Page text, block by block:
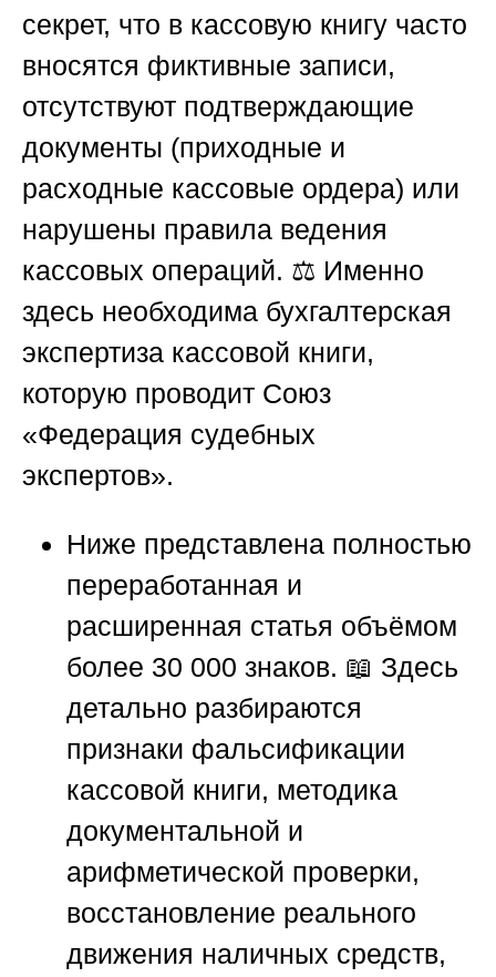
секрет, что в кассовую книгу часто
вносятся фиктивные записи,
отсутствуют подтверждающие
документы (приходные и
расходные кассовые ордера) или
нарушены правила ведения
кассовых операций. ⚖️ Именно
здесь необходима бухгалтерская
экспертиза кассовой книги,
которую проводит Союз
«Федерация судебных
экспертов».
Ниже представлена полностью
переработанная и
расширенная статья объёмом
более 30 000 знаков. 📖 Здесь
детально разбираются
признаки фальсификации
кассовой книги, методика
документальной и
арифметической проверки,
восстановление реального
движения наличных средств,